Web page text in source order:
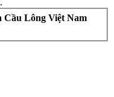
Lông Việt Nam